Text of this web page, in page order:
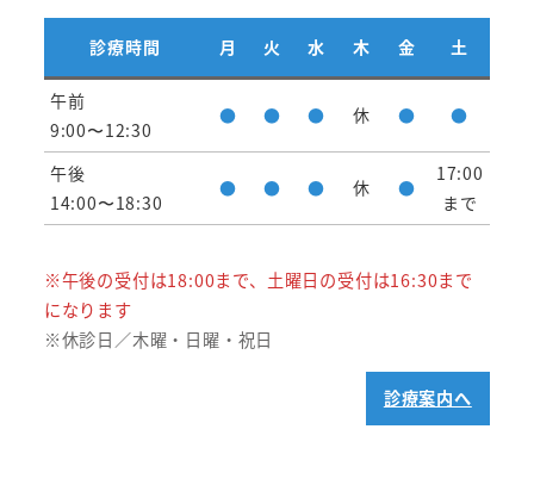
診療時間 月 火 水 木 金 土
午前
9:00〜12:30
● ● ● 休 ● ●
午後
14:00〜18:30
● ● ● 休 ●
17:00
まで
※午後の受付は18:00まで、土曜日の受付は16:30まで
になります
※休診日／木曜・日曜・祝日
診療案内へ